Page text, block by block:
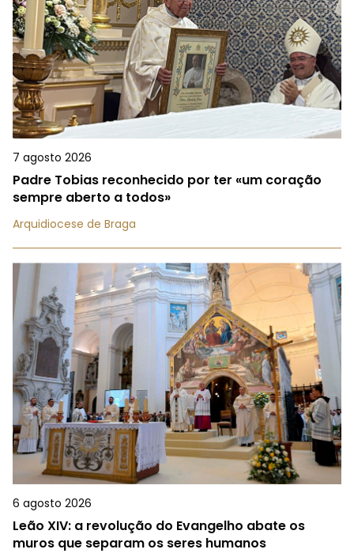
7 agosto 2026
Padre Tobias reconhecido por ter «um coração
sempre aberto a todos»
Arquidiocese de Braga
6 agosto 2026
Leão XIV: a revolução do Evangelho abate os
muros que separam os seres humanos